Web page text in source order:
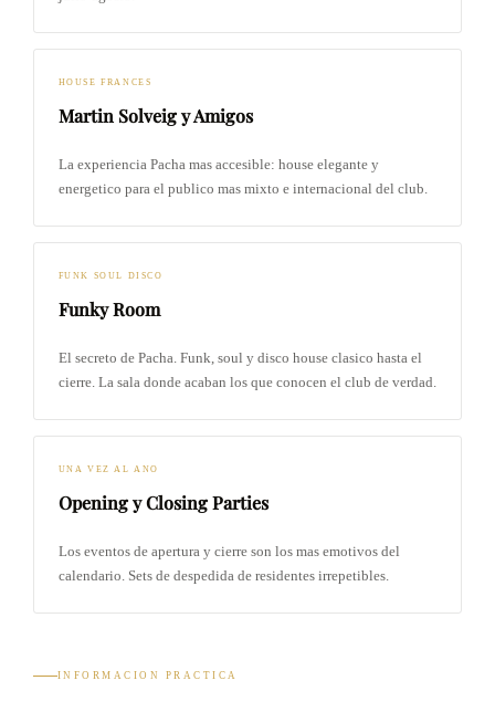
HOUSE FRANCES
Martin Solveig y Amigos
La experiencia Pacha mas accesible: house elegante y
energetico para el publico mas mixto e internacional del club.
FUNK SOUL DISCO
Funky Room
El secreto de Pacha. Funk, soul y disco house clasico hasta el
cierre. La sala donde acaban los que conocen el club de verdad.
UNA VEZ AL ANO
Opening y Closing Parties
Los eventos de apertura y cierre son los mas emotivos del
calendario. Sets de despedida de residentes irrepetibles.
INFORMACION PRACTICA